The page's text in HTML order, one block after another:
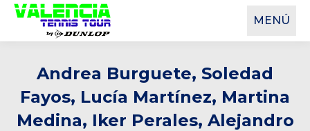
MENÚ
Andrea Burguete, Soledad
Fayos, Lucía Martínez, Martina
Medina, Iker Perales, Alejandro